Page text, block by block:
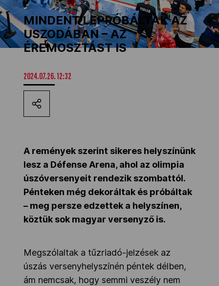
Los Angeles 2028
Kettőskarrier-program
Társszervezetek
OVEP
Adatbank
MINDENT LEPRÓBÁLTAK AZ
USZODÁBAN – AZ
ÉREMOSZTÁST IS
2024.07.26. 12:32
A remények szerint sikeres helyszínünk
lesz a Défense Arena, ahol az olimpia
úszóversenyeit rendezik szombattól.
Pénteken még dekoráltak és próbáltak
– meg persze edzettek a helyszínen,
köztük sok magyar versenyző is.
Megszólaltak a tűzriadó-jelzések az
úszás versenyhelyszínén péntek délben,
ám nemcsak, hogy semmi veszély nem